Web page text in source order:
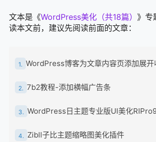
文本是《WordPress美化（共18篇） 》专
读本文前，建议先阅读前面的文章：
1. WordPress博客为文章内容页添加展开
2. 7b2教程-添加横幅广告条
3. WordPress日主题专业版UI美化
4. Zibll子比主题缩略图美化插件